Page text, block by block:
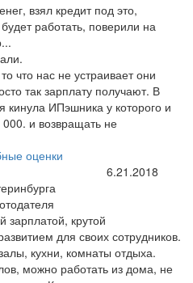
взял кредит под это,
работать, поверили на
что нас не устраивает они
так зарплату получают. В
кинула ИПэшника у которого и
000. и возвращать не
оценки
6.21.2018
зарплатой, крутой
для своих сотрудников.
кухни, комнаты отдыха.
можно работать из дома, не